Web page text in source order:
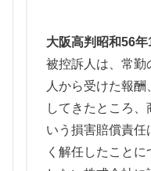
大阪高判昭和56年
被控訴人は、常勤
人から受けた報
してきたところ
いう損害賠償責任
く解任したこと